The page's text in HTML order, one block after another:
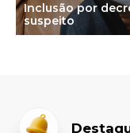
Inclusão por
suspeito